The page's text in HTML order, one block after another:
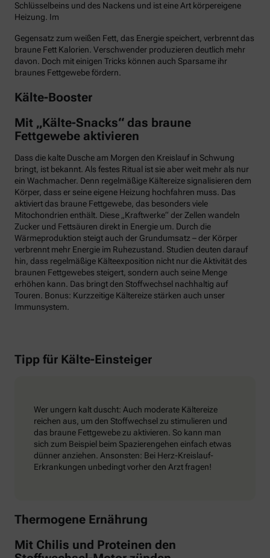
Schlüsselbeins und des Nackens und ist eine Art körpereigene
Heizung. Im
Gegensatz zum weißen Fett, das Energie speichert, verbrennt das
braune Fett Kalorien. Verschwender produzieren deutlich mehr
davon. Doch mit einigen Tricks können auch Sparsame ihr
braunes Fettgewebe fördern.
Kälte-Booster
Mit „Kälte-Snacks“ das braune
Fettgewebe aktivieren
Dass die kalte Dusche am Morgen den Kreislauf in Schwung
bringt, ist bekannt. Als festes Ritual ist sie aber weit mehr als nur
ein Wachmacher. Denn regelmäßige Kältereize signalisieren dem
Körper, dass er seine eigene Heizung hochfahren muss. Das
aktiviert das braune Fettgewebe, das besonders viele
Mitochondrien enthält. Diese „Kraftwerke“ der Zellen wandeln
Zucker und Fettsäuren direkt in Energie um. Durch die
Wärmeproduktion steigt auch der Grundumsatz – der Körper
verbrennt mehr Energie im Ruhezustand. Studien deuten darauf
hin, dass regelmäßige Kälteexposition nicht nur die Aktivität des
braunen Fettgewebes steigert, sondern auch seine Menge
erhöhen kann. Das bringt den Stoffwechsel nachhaltig auf
Touren. Bonus: Kurzzeitige Kältereize stärken auch unser
Immunsystem.
Tipp für Kälte-Einsteiger
Wer ungern kalt duscht: Auch moderate Kältereize
reichen aus, um den Stoffwechsel zu stimulieren und
das braune Fettgewebe zu aktivieren. So kann man
sich zum Beispiel beim Spazierengehen einfach etwas
dünner anziehen. Ansonsten: Bei Herz-Kreislauf-
Erkrankungen unbedingt vorher den Arzt fragen!
Thermogene Ernährung
Mit Chilis und Proteinen den